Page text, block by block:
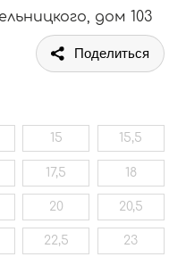
дом 103
Поделиться
15 15,5
17,5 18
20 20,5
22,5 23